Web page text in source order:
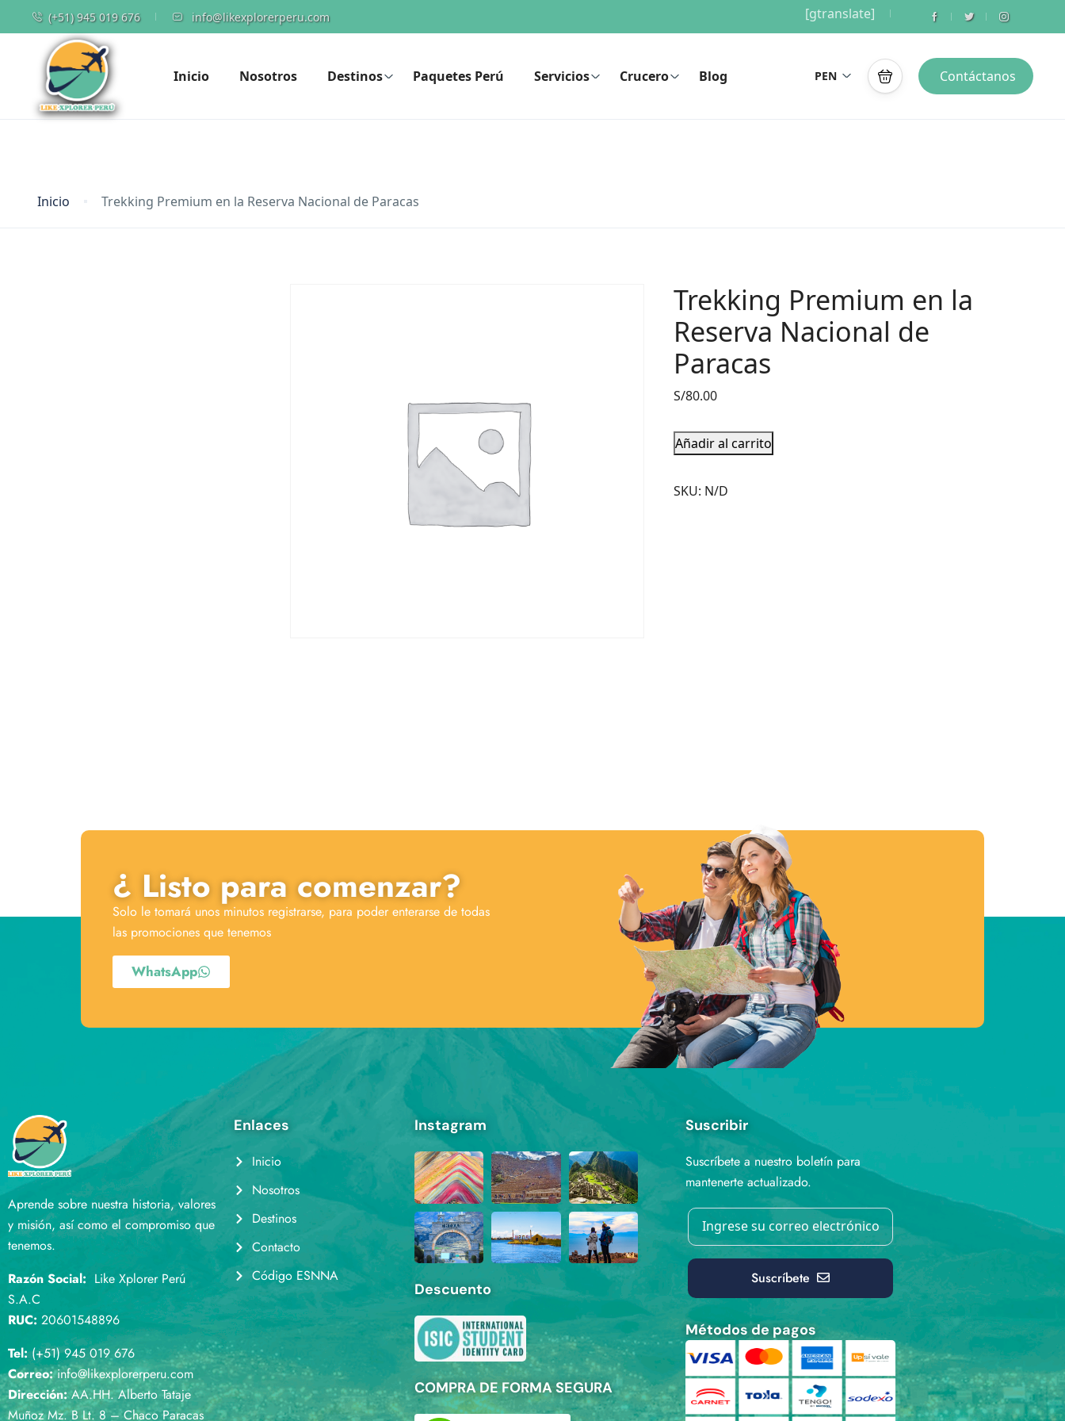
(+51) 945 019 676 info@likexplorerperu.com [gtranslate]
Inicio Nosotros Destinos Paquetes Perú Servicios Crucero Blog PEN Contáctanos
Inicio Trekking Premium en la Reserva Nacional de Paracas
Trekking Premium en la
Reserva Nacional de
Paracas
S/80.00
Añadir al carrito
SKU: N/D
¿ Listo para comenzar?
Solo le tomará unos minutos registrarse, para poder enterarse de todas
las promociones que tenemos
WhatsApp
Aprende sobre nuestra historia, valores
y misión, así como el compromiso que
tenemos.
Razón Social: Like Xplorer Perú
S.A.C
RUC: 20601548896
Tel:(+51) 945 019 676
Correo: info@likexplorerperu.com
Dirección:AA.HH. Alberto Tataje
Muñoz Mz. B Lt. 8 – Chaco Paracas
Enlaces
Inicio
Nosotros
Destinos
Contacto
Código ESNNA
Instagram
Descuento
COMPRA DE FORMA SEGURA
Suscribir
Suscríbete a nuestro boletín para
mantenerte actualizado.
Suscríbete
Métodos de pagos